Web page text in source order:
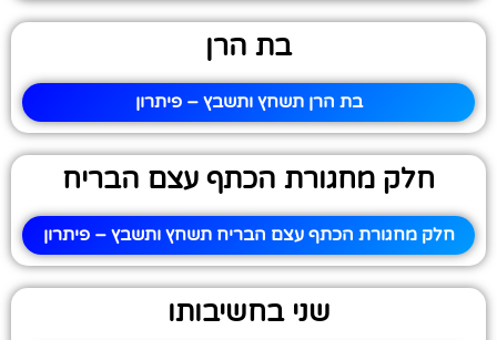
בת הרן
בת הרן תשחץ ותשבץ – פיתרון
חלק מחגורת הכתף עצם הבריח
חלק מחגורת הכתף עצם הבריח תשחץ ותשבץ – פיתרון
שני בחשיבותו